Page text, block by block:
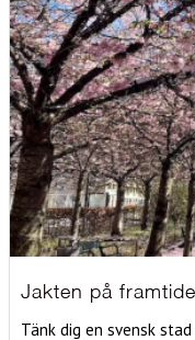
Jakten på
Tänk dig en svensk